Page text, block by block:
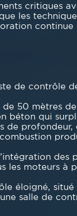
critiques
les
de contrôle
50 mètres
béton qui
de
des
moteurs à
éloigné,
salle de